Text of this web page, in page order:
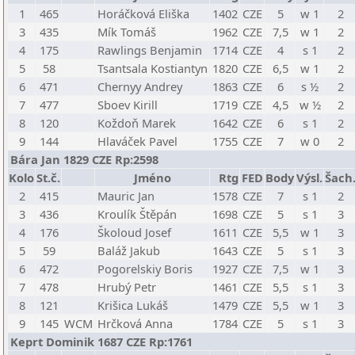
1
465 Horáčková Eliška 1402 CZE 5 w 1
2
3
435 Mík Tomáš 1962 CZE 7,5 w 1
2
4
175 Rawlings Benjamin 1714 CZE 4 s 1
2
5
58 Tsantsala Kostiantyn 1820 CZE 6,5 w 1
2
6
471 Chernyy Andrey 1863 CZE 6 s ½
2
7
477 Sboev Kirill 1719 CZE 4,5 w ½
2
8
120 Koždoň Marek 1642 CZE 6 s 1
2
9
144 Hlaváček Pavel 1755 CZE 7 w 0
2
Bára Jan 1829 CZE Rp:2598
KoloSt.č. Jméno Rtg FED BodyVýsl.Šach.
2
415 Mauric Jan 1578 CZE 7 s 1
2
3
436 Kroulík Štěpán 1698 CZE 5 s 1
3
4
176 Školoud Josef 1611 CZE 5,5 w 1
3
5
59 Baláž Jakub 1643 CZE 5 s 1
3
6
472 Pogorelskiy Boris 1927 CZE 7,5 w 1
3
7
478 Hrubý Petr 1461 CZE 5,5 s 1
3
8
121 Krišica Lukáš 1479 CZE 5,5 w 1
3
9
145 WCM Hrčková Anna 1784 CZE 5 s 1
3
Keprt Dominik 1687 CZE Rp:1761